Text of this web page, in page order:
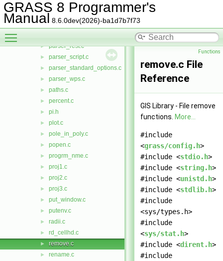
GRASS 8 Programmer's
Manual 8.6.0dev(2026)-ba1d7b7f73
► parser_md.c
► parser_md_cli.c
► parser_md_common.c
► parser_rest.c
► parser_script.c
► parser_standard_options.c
► parser_wps.c
► paths.c
► percent.c
► pi.h
► plot.c
► pole_in_poly.c
► popen.c
► progrm_nme.c
► proj1.c
► proj2.c
► proj3.c
► put_window.c
► putenv.c
► radii.c
► rd_cellhd.c
► remove.c
► rename.c
Functions
remove.c File
Reference
GIS Library - File remove
functions. More...
#include
<grass/config.h>
#include <stdio.h>
#include <string.h>
#include <unistd.h>
#include <stdlib.h>
#include
<sys/types.h>
#include
<sys/stat.h>
#include <dirent.h>
#include